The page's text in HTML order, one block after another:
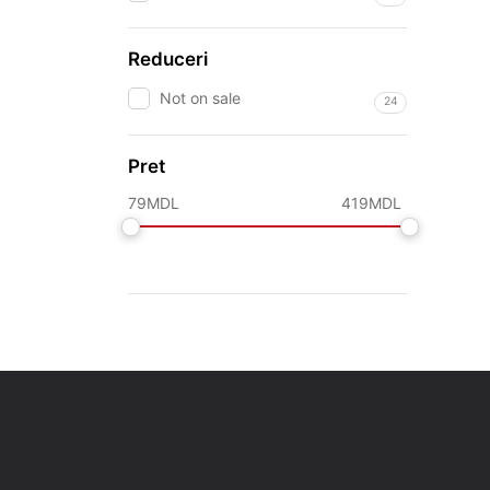
Reduceri
Not on sale 24
Pret
79MDL 419MDL